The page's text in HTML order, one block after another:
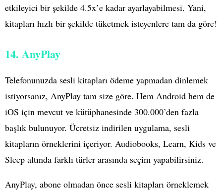
etkileyici bir şekilde 4.5x’e kadar ayarlayabilmesi. Yani,
kitapları hızlı bir şekilde tüketmek isteyenlere tam da göre!
14. AnyPlay
Telefonunuzda sesli kitapları ödeme yapmadan dinlemek
istiyorsanız, AnyPlay tam size göre. Hem Android hem de
iOS için mevcut ve kütüphanesinde 300.000’den fazla
başlık bulunuyor. Ücretsiz indirilen uygulama, sesli
kitapların örneklerini içeriyor. Audiobooks, Learn, Kids ve
Sleep altında farklı türler arasında seçim yapabilirsiniz.
AnyPlay, abone olmadan önce sesli kitapları örneklemek